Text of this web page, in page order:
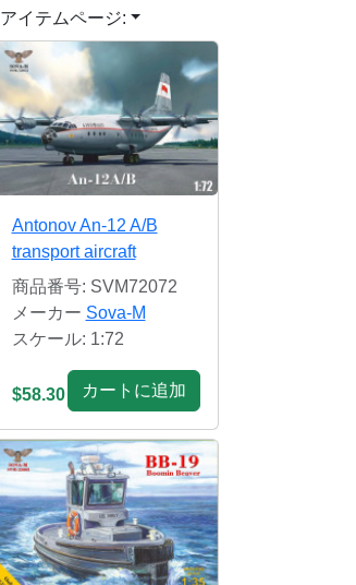
アイテムページ:
Antonov An-12 A/B
transport aircraft
商品番号: SVM72072
メーカー Sova-M
スケール: 1:72
$58.30 カートに追加